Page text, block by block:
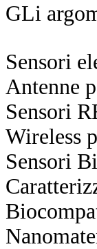
GLi
Sensori
Antenne
Sensori
Wireless
Sensori